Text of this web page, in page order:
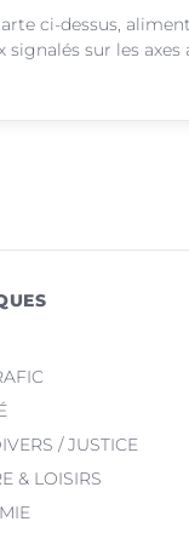
ci-dessus,
sur les axes
/ JUSTICE
& LOISIRS